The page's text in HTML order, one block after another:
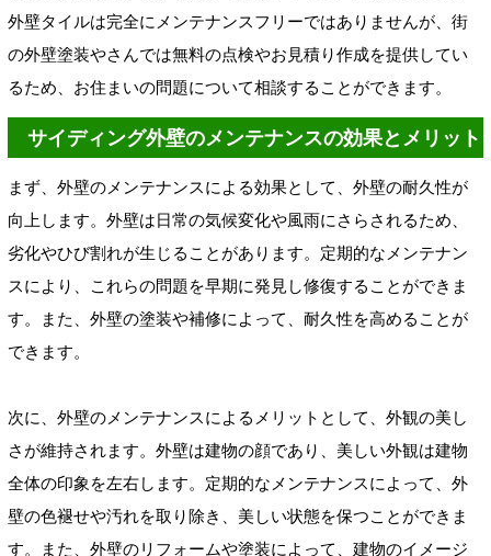
外壁タイルは完全にメンテナンスフリーではありませんが、街
の外壁塗装やさんでは無料の点検やお見積り作成を提供してい
るため、お住まいの問題について相談することができます。
サイディング外壁のメンテナンスの効果とメリット
まず、外壁のメンテナンスによる効果として、外壁の耐久性が
向上します。外壁は日常の気候変化や風雨にさらされるため、
劣化やひび割れが生じることがあります。定期的なメンテナン
スにより、これらの問題を早期に発見し修復することができま
す。また、外壁の塗装や補修によって、耐久性を高めることが
できます。
次に、外壁のメンテナンスによるメリットとして、外観の美し
さが維持されます。外壁は建物の顔であり、美しい外観は建物
全体の印象を左右します。定期的なメンテナンスによって、外
壁の色褪せや汚れを取り除き、美しい状態を保つことができま
す。また、外壁のリフォームや塗装によって、建物のイメージ